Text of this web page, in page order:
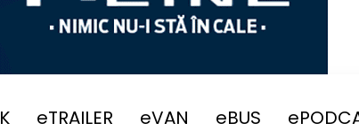
eTRAILER eVAN eBUS
cnadnr semnare